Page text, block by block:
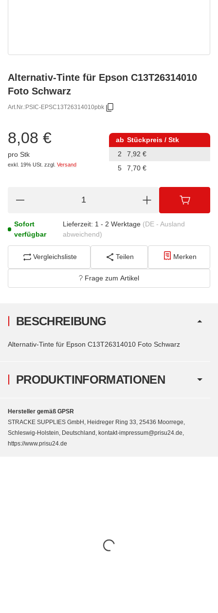
Alternativ-Tinte für Epson C13T26314010
Foto Schwarz
Art.Nr.:PSIC-EPSC13T26314010pbk
8,08 €
pro Stk
exkl. 19% USt. zzgl. Versand
ab Stückpreis / Stk
2
7,92 €
5
7,70 €
Sofort
verfügbar
Lieferzeit: 1 - 2 Werktage (DE - Ausland
abweichend)
Vergleichsliste Teilen Merken
Frage zum Artikel
PRODUKTINFORMATIONEN
BESCHREIBUNG
Alternativ-Tinte für Epson C13T26314010 Foto Schwarz
Hersteller gemäß GPSR
STRACKE SUPPLIES GmbH, Heidreger Ring 33, 25436 Moorrege,
Schleswig-Holstein, Deutschland, kontakt-impressum@prisu24.de,
https://www.prisu24.de